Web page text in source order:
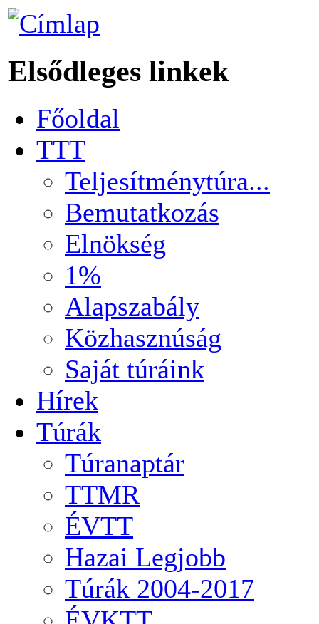
Elsődleges linkek
Főoldal
TTT
Teljesítménytúra...
Bemutatkozás
Elnökség
1%
Alapszabály
Közhasznúság
Saját túráink
Hírek
Túrák
Túranaptár
TTMR
ÉVTT
Hazai Legjobb
Túrák 2004-2017